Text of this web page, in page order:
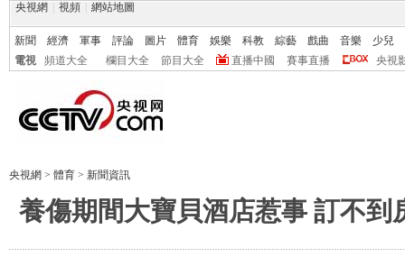
央視網 視頻 網站地圖
新聞 經濟 軍事 評論 圖片 體育 娛樂 科教 綜藝 戲曲 音樂
少兒
電視
頻道大全 欄目大全 節目大全 直播中國 賽事直播 央視
央視網 > 體育 > 新聞資訊
養傷期間大寶貝酒店惹事 訂不到